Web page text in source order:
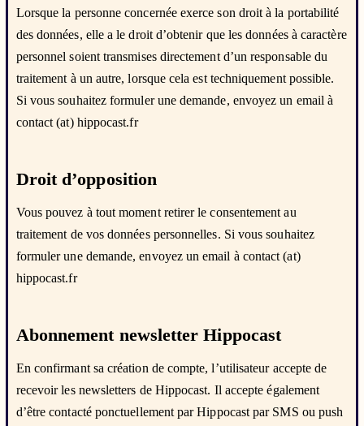
Lorsque la personne concernée exerce son droit à la portabilité
des données, elle a le droit d’obtenir que les données à caractère
personnel soient transmises directement d’un responsable du
traitement à un autre, lorsque cela est techniquement possible.
Si vous souhaitez formuler une demande, envoyez un email à
contact (at) hippocast.fr
Droit d’opposition
Vous pouvez à tout moment retirer le consentement au
traitement de vos données personnelles. Si vous souhaitez
formuler une demande, envoyez un email à contact (at)
hippocast.fr
Abonnement newsletter Hippocast
En confirmant sa création de compte, l’utilisateur accepte de
recevoir les newsletters de Hippocast. Il accepte également
d’être contacté ponctuellement par Hippocast par SMS ou push